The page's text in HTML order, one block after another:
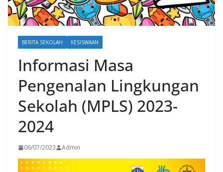
BERITA SEKOLAH KESISWAAN
Informasi Masa
Pengenalan Lingkungan
Sekolah (MPLS) 2023-
2024
06/07/2023 Admin